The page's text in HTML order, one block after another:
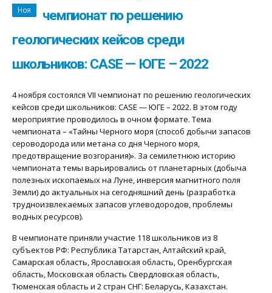
Ноя
чемпионат по решению
геологических кейсов среди
школьников: CASE — ЮГЕ – 2022
4 ноября состоялся VII чемпионат по решению геологических
кейсов среди школьников: CASE — ЮГЕ – 2022. В этом году
мероприятие проводилось в очном формате. Тема
чемпионата – «Тайны Черного моря (способ добычи запасов
сероводорода или метана со дня Черного моря,
предотвращение возгорания)». За семилетнюю историю
чемпионата темы варьировались от планетарных (добыча
полезных ископаемых на Луне, инверсия магнитного поля
Земли) до актуальных на сегодняшний день (разработка
трудноизвлекаемых запасов углеводородов, проблемы
водных ресурсов).
В чемпионате приняли участие 118 школьников из 8
субъектов РФ: Республика Татарстан, Алтайский край,
Самарская область, Ярославская область, Оренбургская
область, Московская область Свердловская область,
Тюменская область и 2 стран СНГ: Беларусь, Казахстан.